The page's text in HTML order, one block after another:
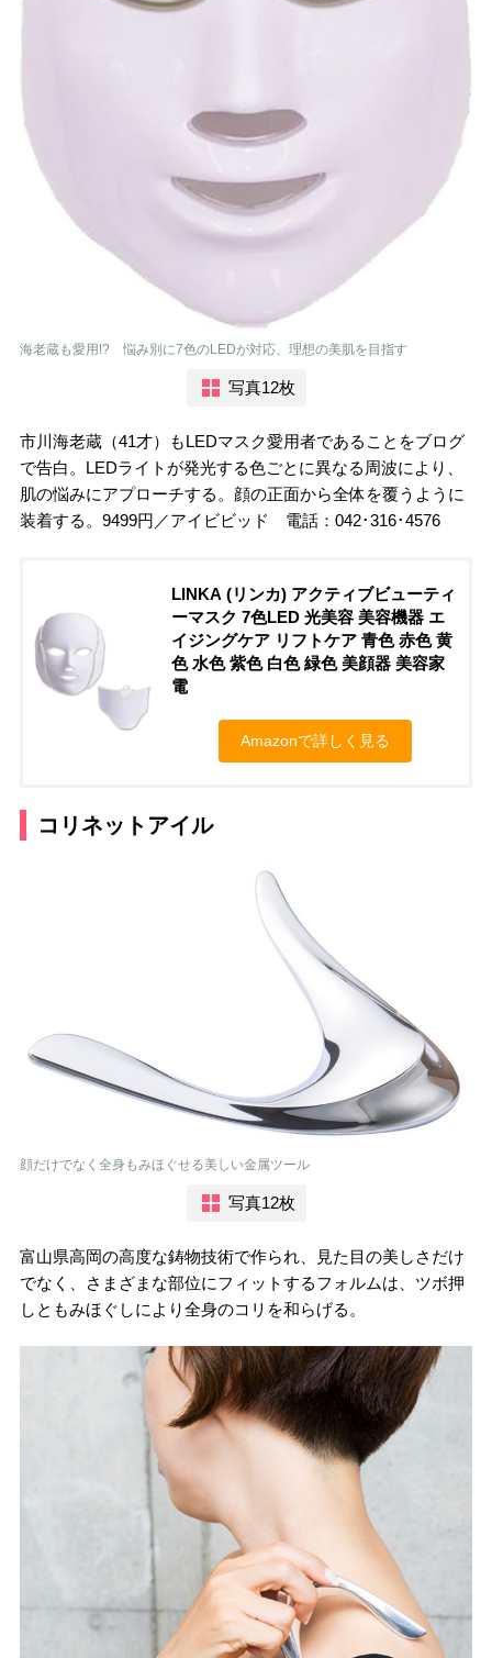
海老蔵も愛用!? 悩み別に7色のLEDが対応、理想の美肌を目指す
写真12枚
市川海老蔵（41才）もLEDマスク愛用者であることをブログ
で告白。LEDライトが発光する色ごとに異なる周波により、
肌の悩みにアプローチする。顔の正面から全体を覆うように
装着する。9499円／アイビビッド 電話：042･316･4576
LINKA (リンカ) アクティブビューティ
ーマスク 7色LED 光美容 美容機器 エ
イジングケア リフトケア 青色 赤色 黄
色 水色 紫色 白色 緑色 美顔器 美容家
電
Amazonで詳しく見る
コリネットアイル
顔だけでなく全身もみほぐせる美しい金属ツール
写真12枚
富山県高岡の高度な鋳物技術で作られ、見た目の美しさだけ
でなく、さまざまな部位にフィットするフォルムは、ツボ押
しともみほぐしにより全身のコリを和らげる。